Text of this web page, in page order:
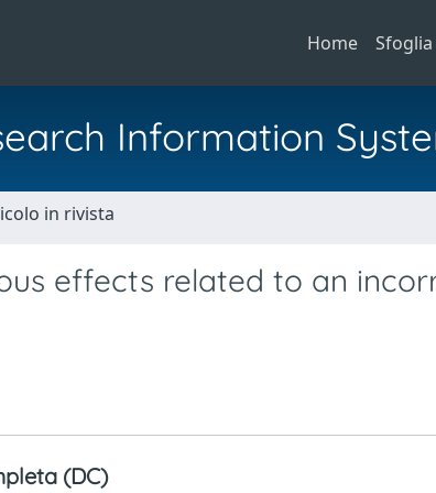
Home Sfoglia
Information
in rivista
effects related to an
(DC)